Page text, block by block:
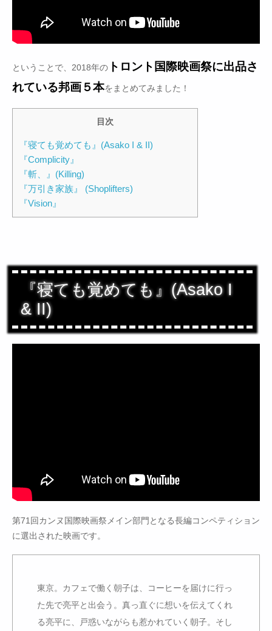
ということで、2018年の トロント国際映画祭に出品さ
れている邦画５本をまとめてみました！
目次
『寝ても覚めても』(Asako I & II)
『Complicity』
『斬、』(Killing)
『万引き家族』 (Shoplifters)
『Vision』
『寝ても覚めても』(Asako I
& II)
第71回カンヌ国際映画祭メイン部門となる長編コンペティション
に選出された映画です。
東京。カフェで働く朝子は、コーヒーを届けに行っ
た先で亮平と出会う。真っ直ぐに想いを伝えてくれ
る亮平に、戸惑いながらも惹かれていく朝子。そし